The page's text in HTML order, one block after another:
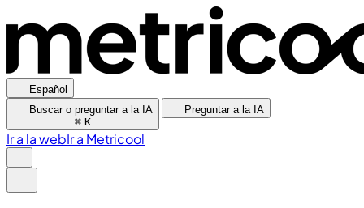
Español
Buscar o preguntar a la IA
⌘ K
Preguntar a la IA
Ir a la webIr a Metricool